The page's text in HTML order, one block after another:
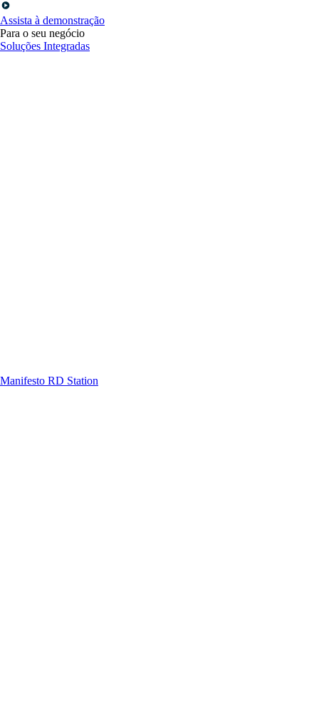
Assista à demonstração
Para o seu negócio
Soluções Integradas
Manifesto RD Station